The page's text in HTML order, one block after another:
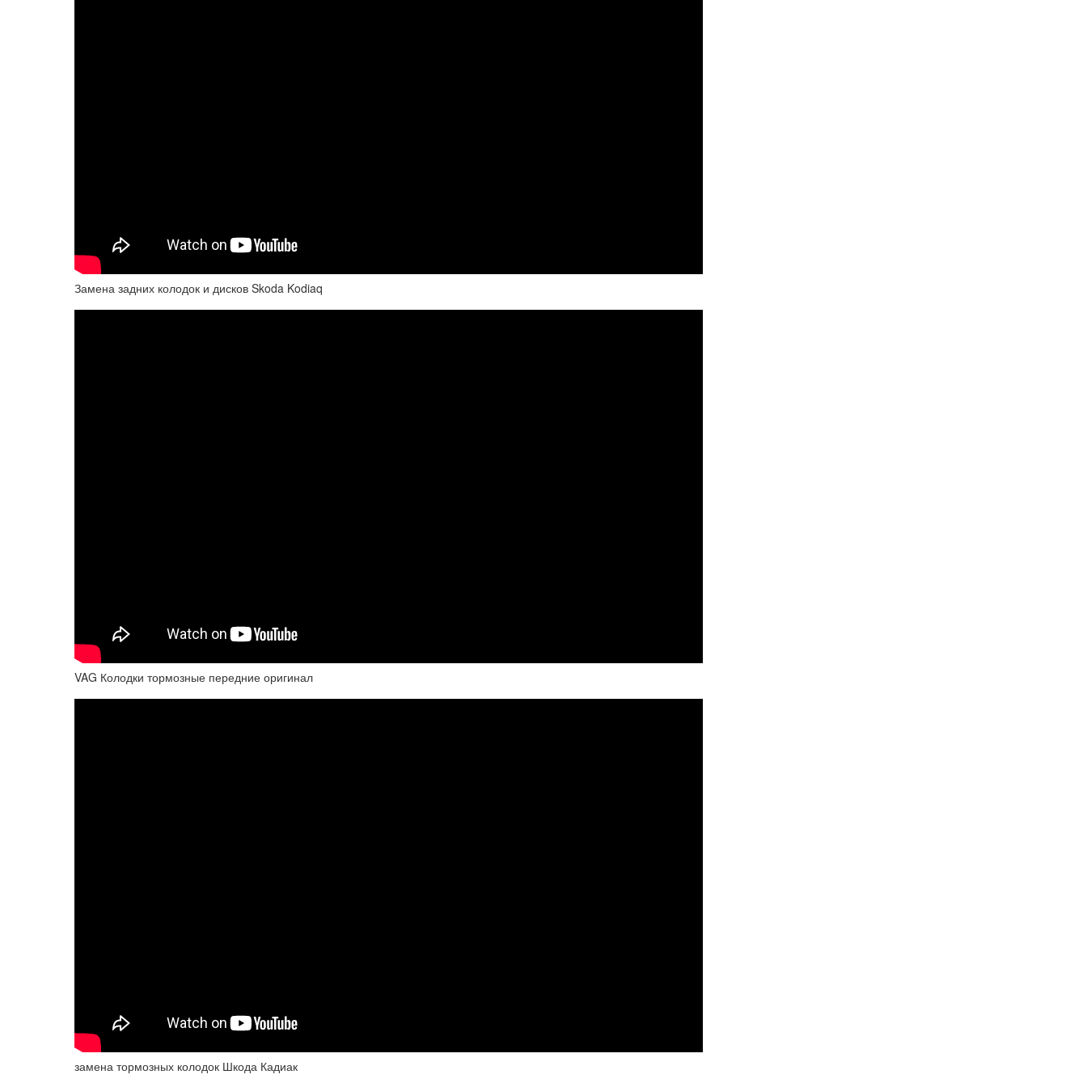
Замена задних колодок и дисков Skoda Kodiaq
VAG Колодки тормозные передние оригинал
замена тормозных колодок Шкода Кадиак